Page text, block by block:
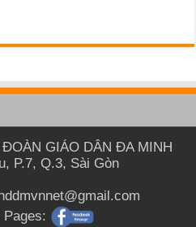
GIÁO DÂN ĐA MINH
P.7, Q.3, Sài Gòn
Pages: